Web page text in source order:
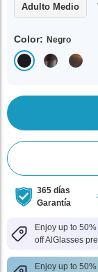
Adulto Medio
Color: Negro
365 días
Garantía
Enjoy up to
off AlGlasses
Enjoy up to